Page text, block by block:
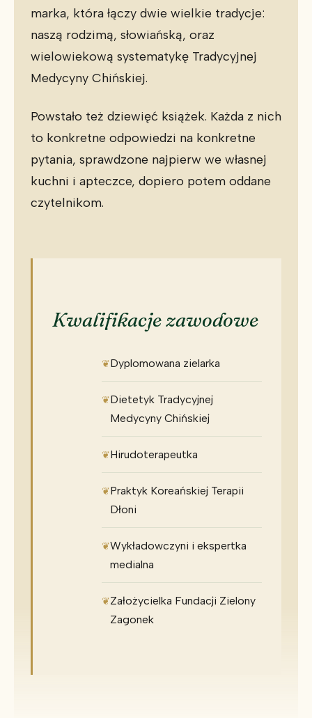
marka, która łączy dwie wielkie tradycje:
naszą rodzimą, słowiańską, oraz
wielowiekową systematykę Tradycyjnej
Medycyny Chińskiej.
Powstało też dziewięć książek. Każda z nich
to konkretne odpowiedzi na konkretne
pytania, sprawdzone najpierw we własnej
kuchni i apteczce, dopiero potem oddane
czytelnikom.
Kwalifikacje zawodowe
Dyplomowana zielarka
Dietetyk Tradycyjnej
Medycyny Chińskiej
Hirudoterapeutka
Praktyk Koreańskiej Terapii
Dłoni
Wykładowczyni i ekspertka
medialna
Założycielka Fundacji Zielony
Zagonek